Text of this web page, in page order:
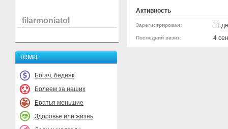
filarmoniatol
тема
Богач, бедняк
Болеем за наших
Братья меньшие
Здоровье или жизнь
Активность
Зарегистрирован: 11
Последний визит: 4